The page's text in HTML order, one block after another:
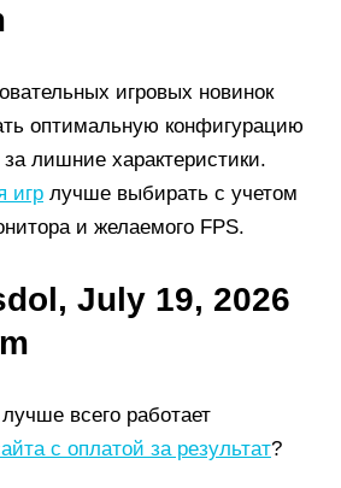
игровых новинок
оптимальную конфигурацию
лишние характеристики.
игр лучше выбирать с учетом
и желаемого FPS.
July 19, 2026
всего работает
с оплатой за результат?